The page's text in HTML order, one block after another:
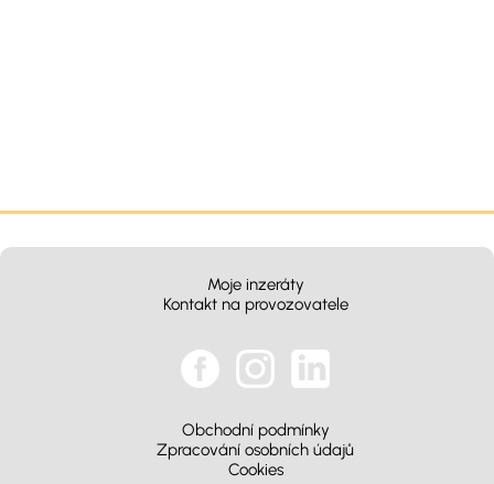
Moje inzeráty
Kontakt na provozovatele
Obchodní podmínky
Zpracování osobních údajů
Cookies